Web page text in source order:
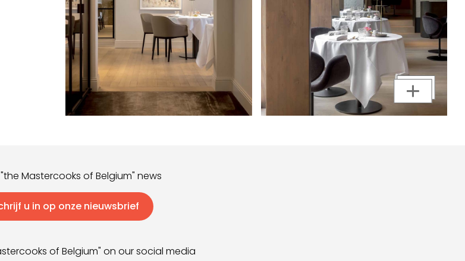
Mastercooks of Belgium" news
u in op onze nieuwsbrief
of Belgium" on our social media